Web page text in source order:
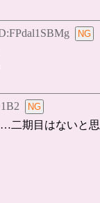
二期目はないと思